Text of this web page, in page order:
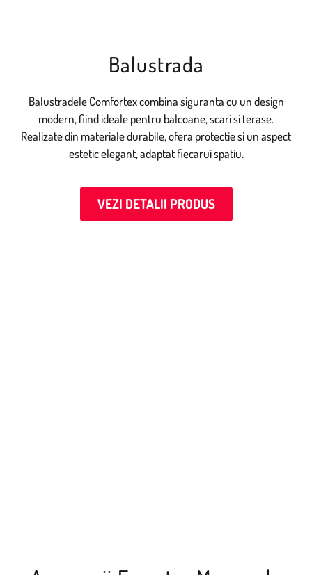
Balustrada
Balustradele Comfortex combina siguranta cu un design
modern, fiind ideale pentru balcoane, scari si terase.
Realizate din materiale durabile, ofera protectie si un aspect
estetic elegant, adaptat fiecarui spatiu.
VEZI DETALII PRODUS